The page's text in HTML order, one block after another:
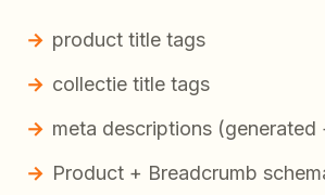
product title tags
collectie title tags
meta descriptions (generated
Product + Breadcrumb